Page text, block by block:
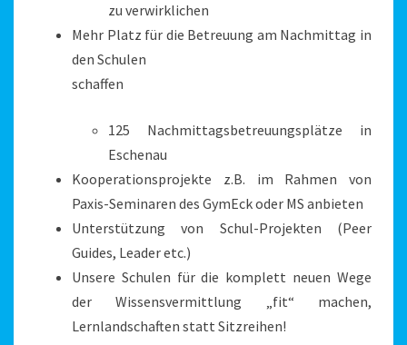
zu verwirklichen
Mehr Platz für die Betreuung am Nachmittag in
den Schulen
schaffen
125 Nachmittagsbetreuungsplätze in
Eschenau
Kooperationsprojekte z.B. im Rahmen von
Paxis-Seminaren des GymEck oder MS anbieten
Unterstützung von Schul-Projekten (Peer
Guides, Leader etc.)
Unsere Schulen für die komplett neuen Wege
der Wissensvermittlung „fit“ machen,
Lernlandschaften statt Sitzreihen!